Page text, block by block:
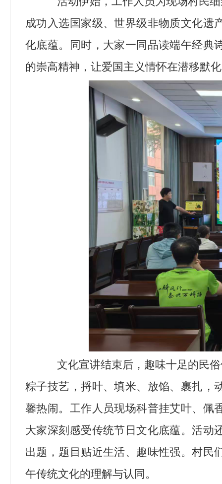
成功入选国家级、世界级非物质文化遗
化底蕴。同时，大家一同品读端午经典
的崇高精神，让爱国主义情怀在潜移默
文化宣讲结束后，趣味十足的民
粽子技艺，捋叶、填米、放馅、裹扎，
馨热闹。工作人员现场科普挂艾叶、佩
大家深刻感受传统节日文化底蕴。活动
出题，题目贴近生活、趣味性强。村民
午传统文化的理解与认同。